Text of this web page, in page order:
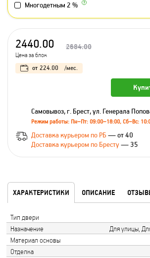
Многодетным 2 %
2440.00 2684.00
Цена за блок
от 224.00 /мес.
Самовывоз, г. Брест, ул. Генерала
Режим работы: Пн–Пт: 09:00–18:00, Сб–Вс:
Доставка курьером по РБ — от 40
Доставка курьером по Бресту— 35
ХАРАКТЕРИСТИКИ ОПИСАНИЕ
Тип двери
Назначение
Для улицы,
Материал основы
Отделка